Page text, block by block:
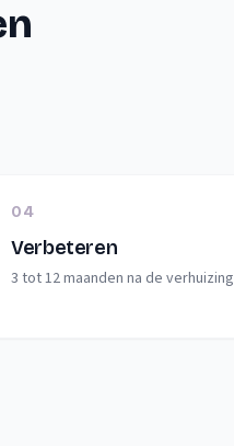
04
Verbeteren
3 tot 12 maanden na de verhuizing